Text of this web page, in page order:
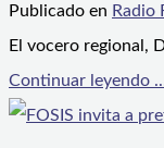
Publicado en Radio
El vocero regional,
Continuar leyendo